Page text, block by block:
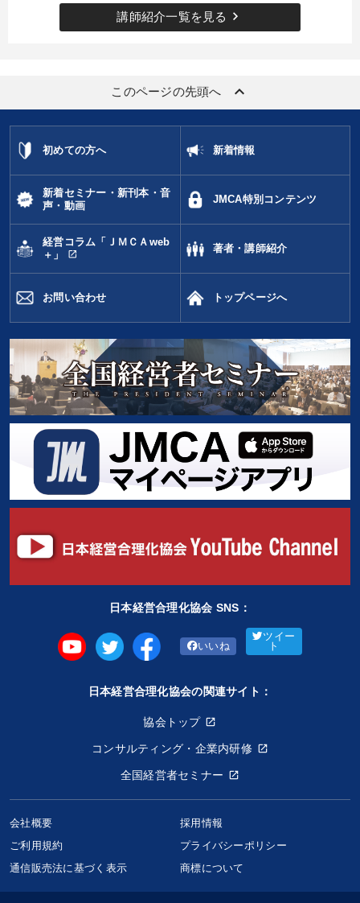
講師紹介一覧を見る keyboard_arrow_right
このページの先頭へ keyboard_arrow_up
初めての方へ 新着情報
新着セミナー・新刊本・音
声・動画
JMCA特別コンテンツ
経営コラム「ＪＭＣＡweb
＋」
open_in_new
著者・講師紹介
お問い合わせ トップページへ
日本経営合理化協会 SNS：
いいね
ツイー
ト
日本経営合理化協会の関連サイト：
協会トップ
コンサルティング・企業内研修
全国経営者セミナー
会社概要
採用情報
ご利用規約
プライバシーポリシー
通信販売法に基づく表示
商標について